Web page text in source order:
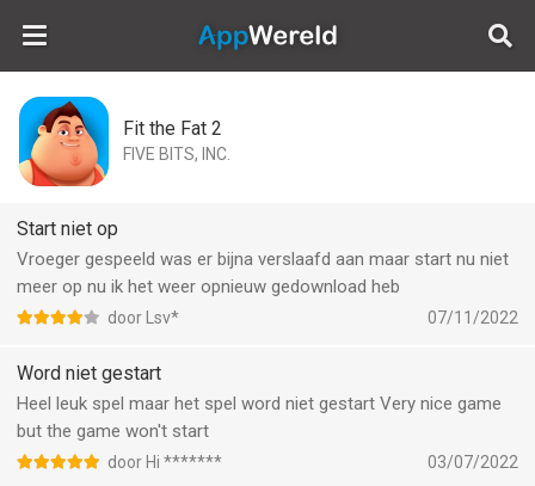
AppWereld
Fit the Fat 2
FIVE BITS, INC.
Start niet op
Vroeger gespeeld was er bijna verslaafd aan maar start nu niet
meer op nu ik het weer opnieuw gedownload heb
door Lsv* 07/11/2022
Word niet gestart
Heel leuk spel maar het spel word niet gestart Very nice game
but the game won't start
door Hi ******* 03/07/2022